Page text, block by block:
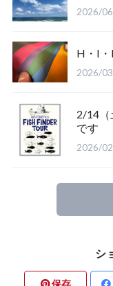
Salty Crew
Glove
2026/
H・I・
2026/
2/14（
です
2026/
シ